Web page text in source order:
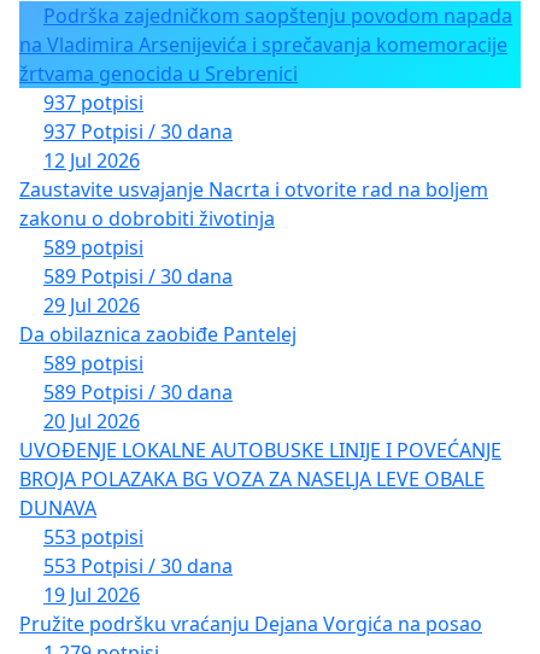
Podrška zajedničkom saopštenju povodom napada
na Vladimira Arsenijevića i sprečavanja komemoracije
žrtvama genocida u Srebrenici
937 potpisi
937 Potpisi / 30 dana
12 Jul 2026
Zaustavite usvajanje Nacrta i otvorite rad na boljem
zakonu o dobrobiti životinja
589 potpisi
589 Potpisi / 30 dana
29 Jul 2026
Da obilaznica zaobiđe Pantelej
589 potpisi
589 Potpisi / 30 dana
20 Jul 2026
UVOĐENJE LOKALNE AUTOBUSKE LINIJE I POVEĆANJE
BROJA POLAZAKA BG VOZA ZA NASELJA LEVE OBALE
DUNAVA
553 potpisi
553 Potpisi / 30 dana
19 Jul 2026
Pružite podršku vraćanju Dejana Vorgića na posao